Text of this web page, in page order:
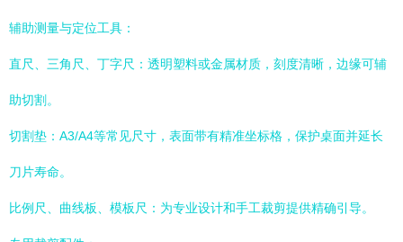
辅助测量与定位工具：
直尺、三角尺、丁字尺：透明塑料或金属材质，刻度清晰，边缘可辅
助切割。
切割垫：A3/A4等常见尺寸，表面带有精准坐标格，保护桌面并延长
刀片寿命。
比例尺、曲线板、模板尺：为专业设计和手工裁剪提供精确引导。